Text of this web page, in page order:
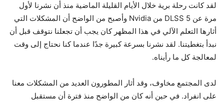
لقد كانت رحلة برية خلال الأيام القليلة الماضية منذ أن نشرنا لأول
مرة عن DLSS 5 من Nvidia وأصبح من الواضح أن المشكلات التي
أثارها التعلم الآلي في هذا المظهر كان يجب أن تجعلنا نتوقف قبل أن
نبدأ بتغطيتنا. لقد نشرنا بسرعة كبيرة جدًا عندما كنا نحتاج إلى وقت
لمعالجة كل ما رأيناه.
لدى المجتمع مخاوف، وقد أثار المطورون العديد من المشكلات معنا
على انفراد. في حين أنه كان من الواضح منذ فترة أن مستقبل